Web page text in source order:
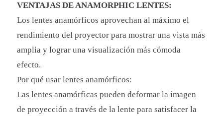
VENTAJAS DE ANAMORPHIC LENTES:
Los lentes anamórficos aprovechan al máximo el
rendimiento del proyector para mostrar una vista más
amplia y lograr una visualización más cómoda
efecto.
Por qué usar lentes anamórficos:
Las lentes anamórficas pueden deformar la imagen
de proyección a través de la lente para satisfacer la